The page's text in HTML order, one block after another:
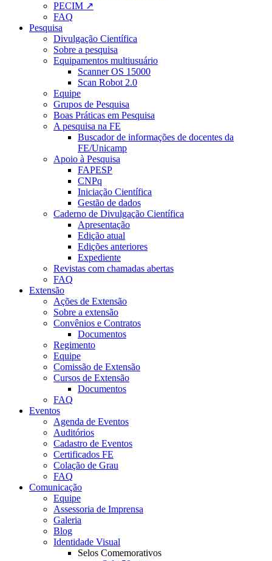
PECIM ↗
FAQ
Pesquisa
Divulgação Científica
Sobre a pesquisa
Equipamentos multiusuário
Scanner OS 15000
Scan Robot 2.0
Equipe
Grupos de Pesquisa
Boas Práticas em Pesquisa
A pesquisa na FE
Buscador de informações de docentes da
FE/Unicamp
Apoio à Pesquisa
FAPESP
CNPq
Iniciação Científica
Gestão de dados
Caderno de Divulgação Científica
Apresentação
Edição atual
Edições anteriores
Expediente
Revistas com chamadas abertas
FAQ
Extensão
Ações de Extensão
Sobre a extensão
Convênios e Contratos
Documentos
Regimento
Equipe
Comissão de Extensão
Cursos de Extensão
Documentos
FAQ
Eventos
Agenda de Eventos
Auditórios
Cadastro de Eventos
Certificados FE
Colação de Grau
FAQ
Comunicação
Equipe
Assessoria de Imprensa
Galeria
Blog
Identidade Visual
Selos Comemorativos